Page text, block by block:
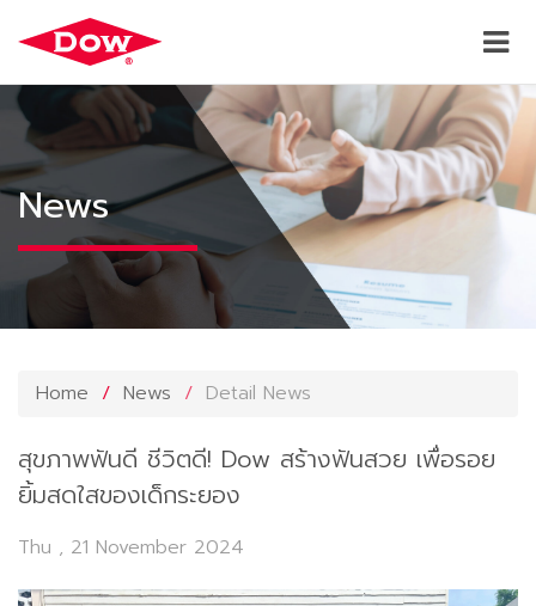
News
Home News Detail News
สุขภาพฟันดี ชีวิตดี! Dow สร้างฟันสวย เพื่อรอย
ยิ้มสดใสของเด็กระยอง
Thu , 21 November 2024